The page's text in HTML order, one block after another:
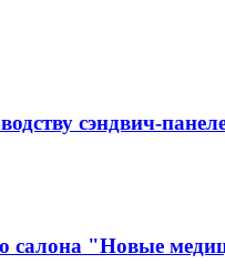
сэндвич-
салона "Новые